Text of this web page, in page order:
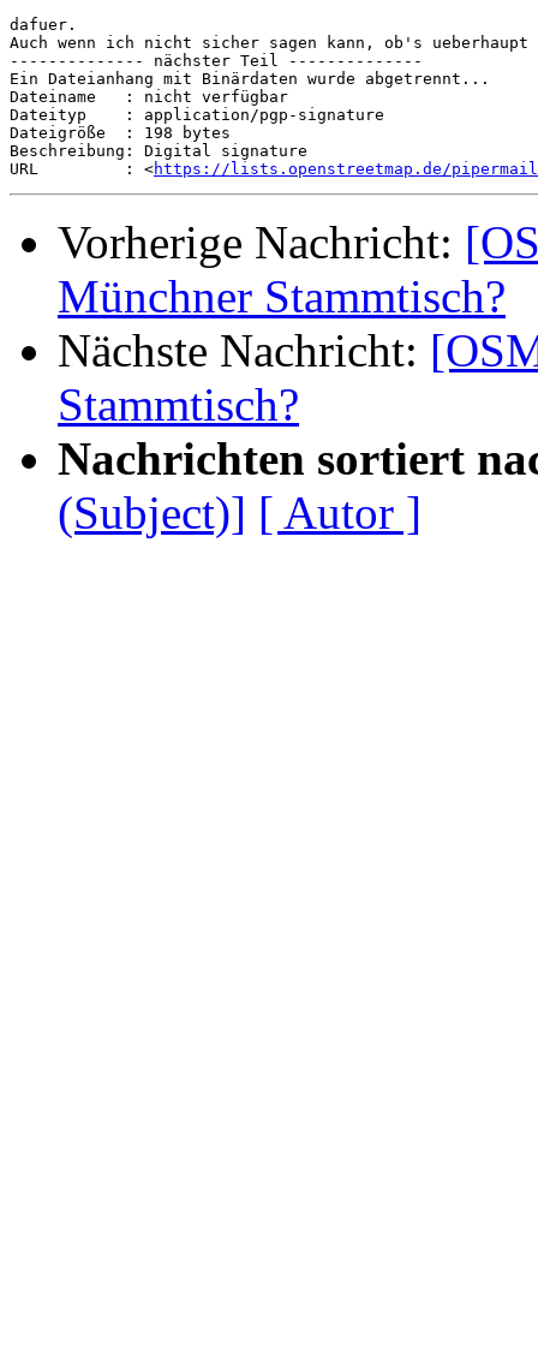
dafuer.
Auch wenn ich nicht sicher sagen kann, ob's
-------------- nächster Teil --------------
Ein Dateianhang mit Binärdaten wurde abgetrennt...
Dateiname   : nicht verfügbar
Dateityp    : application/pgp-signature
Dateigröße  : 198 bytes
Beschreibung: Digital signature
URL         : <https://lists.openstreetmap.de/pipermail/
Vorherige Nachricht:
Münchner Stammtisch?
Nächste Nachricht:
Stammtisch?
Nachrichten sortiert
(Subject)] [ Autor ]